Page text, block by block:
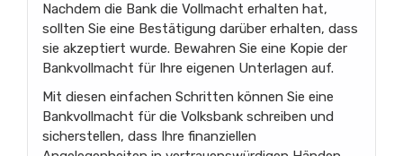
Nachdem die Bank die Vollmacht erhalten hat,
sollten Sie eine Bestätigung darüber erhalten, dass
sie akzeptiert wurde. Bewahren Sie eine Kopie der
Bankvollmacht für Ihre eigenen Unterlagen auf.
Mit diesen einfachen Schritten können Sie eine
Bankvollmacht für die Volksbank schreiben und
sicherstellen, dass Ihre finanziellen